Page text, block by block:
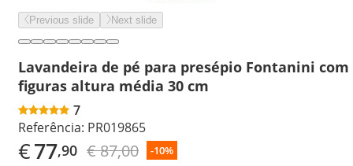
Previous slide Next slide
Lavandeira de pé para presépio Fontanini com
figuras altura média 30 cm
7
Referência: PR019865
€77,90 € 87,00 -10%